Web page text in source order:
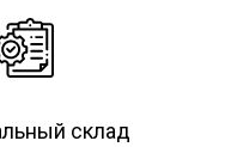
склад